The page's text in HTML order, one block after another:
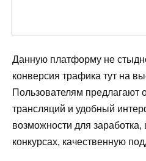
Данную платформу не
конверсия трафика тут на
Пользователям предлагают
трансляций и удобный
возможности для
конкурсах, качественную